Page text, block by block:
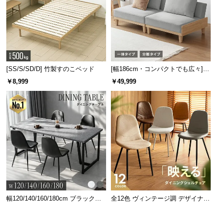
情
報
o.,
[SS/S/SD/D] 竹製すのこベッド
￥8,999
[幅186cm・コンパクトでも広々] 3
人掛けソファベッド リクライニン
￥49,999
幅120/140/160/180cm ブラックフ
全12色 ヴィンテージ調 デザイナー